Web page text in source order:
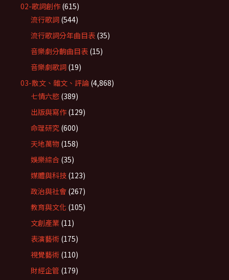
02-歌詞創作 (615)
流行歌詞 (544)
流行歌詞分年曲目表 (35)
音樂劇分齣曲目表 (15)
音樂劇歌詞 (19)
03-散文、雜文、評論 (4,868)
七情六慾 (389)
出版與寫作 (129)
命理研究 (600)
天地萬物 (158)
娛樂綜合 (35)
媒體與科技 (123)
政治與社會 (267)
教育與文化 (105)
文創產業 (11)
表演藝術 (175)
視覺藝術 (110)
財經企管 (179)